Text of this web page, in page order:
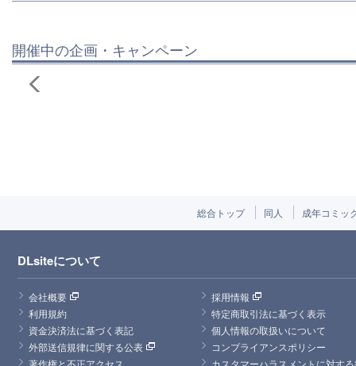
開催中の企画・キャンペーン
総合トップ 同人 成年コミッ
DLsiteについて
会社概要
採用情報
利用規約
特定商取引法に基づく表示
資金決済法に基づく表記
個人情報の取扱いについて
外部送信規律に関する公表
コンプライアンスポリシー
著作権と不正アクセス
カスタマーハラスメントに対す